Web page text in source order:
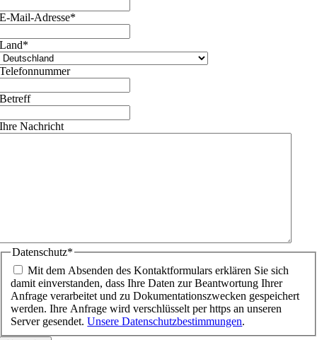
E-Mail-Adresse*
Land*
Telefonnummer
Betreff
Ihre Nachricht
Datenschutz*
Mit dem Absenden des Kontaktformulars erklären Sie sich
damit einverstanden, dass Ihre Daten zur Beantwortung Ihrer
Anfrage verarbeitet und zu Dokumentationszwecken gespeichert
werden. Ihre Anfrage wird verschlüsselt per https an unseren
Server gesendet.Unsere Datenschutzbestimmungen.